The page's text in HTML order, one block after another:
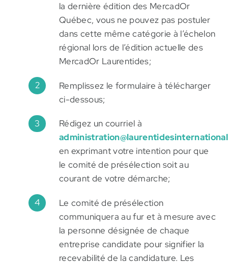
la dernière édition des MercadOr
Québec, vous ne pouvez pas postuler
dans cette même catégorie à l’échelon
régional lors de l’édition actuelle des
MercadOr Laurentides;
Remplissez le formulaire à télécharger
ci-dessous;
Rédigez un courriel à
en exprimant votre intention pour que
le comité de présélection soit au
courant de votre démarche;
Le comité de présélection
communiquera au fur et à mesure avec
la personne désignée de chaque
entreprise candidate pour signifier la
recevabilité de la candidature. Les